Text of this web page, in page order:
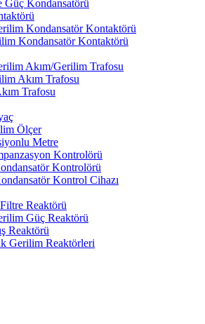
Güç Kondansatörü
Kondansatör Kontaktörü
Kondansatör Kontaktörü
Akım/Gerilim Trafosu
Akım Trafosu
Trafosu
Ölçer
Metre
Kontrolörü
Kontrolörü
Kontrol Cihazı
Reaktörü
Güç Reaktörü
Reaktörü
Gerilim Reaktörleri